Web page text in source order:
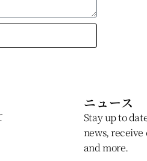
ニュース
Stay up to
news, receive
and more.